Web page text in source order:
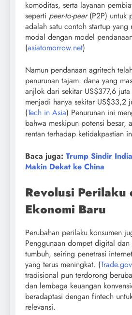
komoditas, serta layanan
seperti peer-to-peer(P2P) untuk
adalah satu contoh startup yang
modal dengan model
(asiatomorrow.net)
Namun pendanaan agritech
penurunan tajam: dana yang
anjlok dari sekitar US$377,6
menjadi hanya sekitar US$33,2
(Tech in Asia) Penurunan ini
bahwa meskipun potensi besar,
rentan terhadap ketidakpastian
Baca juga: Trump Sindir
Makin Dekat ke China
Revolusi Perilaku
Ekonomi Baru
Perubahan perilaku konsumen
Penggunaan dompet digital dan
tumbuh, seiring penetrasi
yang terus meningkat. (Trade.gov
tradisional pun terdorong
dan lembaga keuangan
beradaptasi dengan fintech
relevansi.